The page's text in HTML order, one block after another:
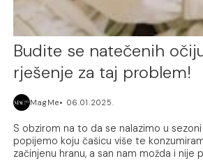
Budite se natečenih
rješenje za taj problem!
MagMe 06.01.2025.
S obzirom na to da se nalazimo u sezoni
popijemo koju čašicu više te
začinjenu hranu, a san nam možda i nije